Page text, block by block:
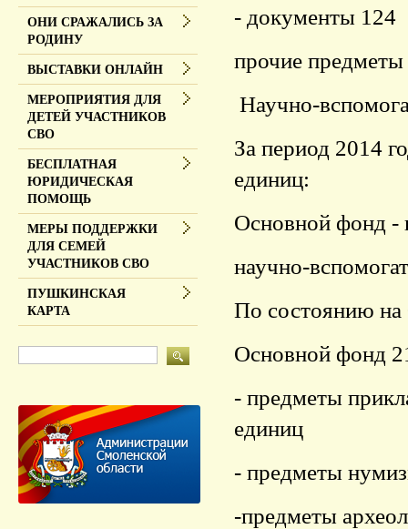
- документы 124
прочие
Научно-
За период 2014
единиц:
Основной фонд -
научно-
По состоянию на
Основной фонд
- предметы
единиц
- предметы
-предметы
ОНИ СРАЖАЛИСЬ ЗА
РОДИНУ
ВЫСТАВКИ ОНЛАЙН
МЕРОПРИЯТИЯ ДЛЯ
ДЕТЕЙ УЧАСТНИКОВ
СВО
БЕСПЛАТНАЯ
ЮРИДИЧЕСКАЯ
ПОМОЩЬ
МЕРЫ ПОДДЕРЖКИ
ДЛЯ СЕМЕЙ
УЧАСТНИКОВ СВО
ПУШКИНСКАЯ
КАРТА